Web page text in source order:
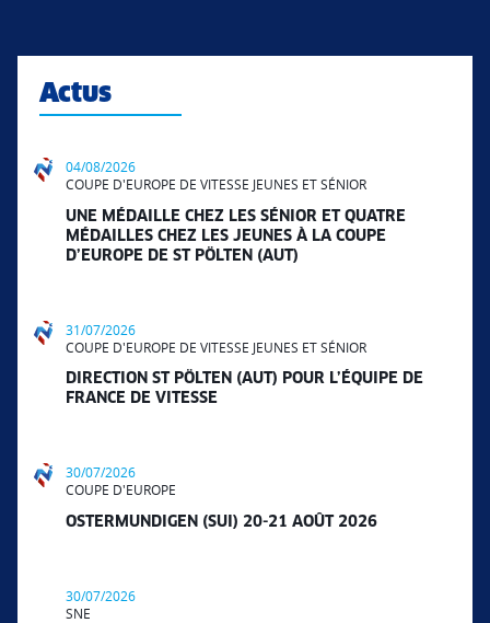
Actus
04/08/2026
COUPE D'EUROPE DE VITESSE JEUNES ET SÉNIOR
UNE MÉDAILLE CHEZ LES SÉNIOR ET QUATRE
MÉDAILLES CHEZ LES JEUNES À LA COUPE
D’EUROPE DE ST PÖLTEN (AUT)
31/07/2026
COUPE D'EUROPE DE VITESSE JEUNES ET SÉNIOR
DIRECTION ST PÖLTEN (AUT) POUR L’ÉQUIPE DE
FRANCE DE VITESSE
30/07/2026
COUPE D'EUROPE
OSTERMUNDIGEN (SUI) 20-21 AOÛT 2026
30/07/2026
SNE